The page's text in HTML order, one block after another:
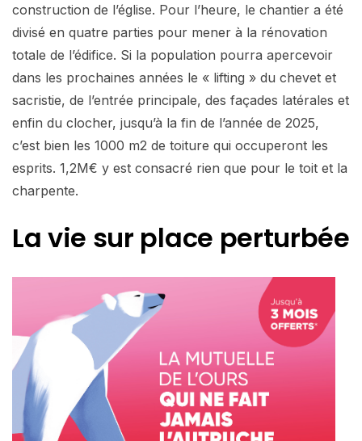
construction de l’église. Pour l’heure, le chantier a été
divisé en quatre parties pour mener à la rénovation
totale de l’édifice. Si la population pourra apercevoir
dans les prochaines années le « lifting » du chevet et
sacristie, de l’entrée principale, des façades latérales et
enfin du clocher, jusqu’à la fin de l’année de 2025,
c’est bien les 1000 m2 de toiture qui occuperont les
esprits. 1,2M€ y est consacré rien que pour le toit et la
charpente.
La vie sur place perturbée